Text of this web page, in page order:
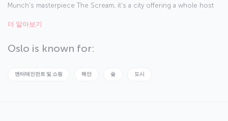
Munch's masterpiece The Scream, it's a city offering a whole host
destination that’s just a little different. Art and culture aren't the only
culture, sporting activities, and much more. You can even seek out
the northern lights, and be mesmerized by one of nature’s most
더 알아보기
Oslo is known for:
엔터테인먼트 및 쇼핑 해안 숲 도시